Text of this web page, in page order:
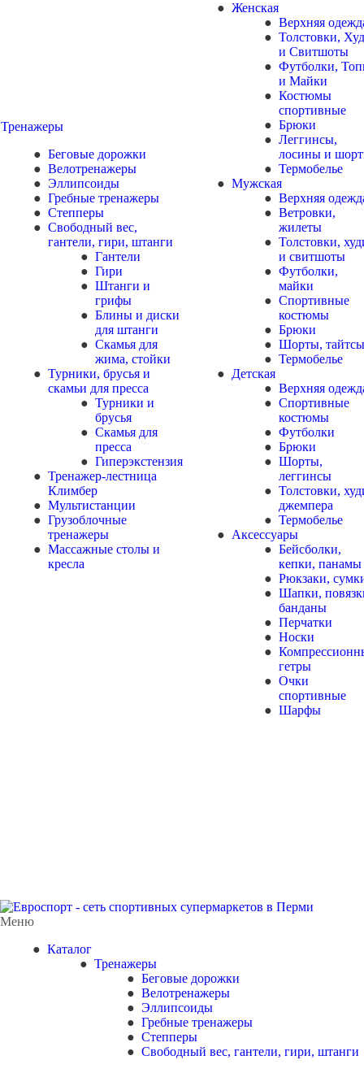
Тренажеры
Беговые дорожки
Велотренажеры
Эллипсоиды
Гребные тренажеры
Степперы
Свободный вес,
гантели, гири, штанги
Гантели
Гири
Штанги и
грифы
Блины и диски
для штанги
Скамья для
жима, стойки
Турники, брусья и
скамьи для пресса
Турники и
брусья
Скамья для
пресса
Гиперэкстензия
Тренажер-лестница
Климбер
Мультистанции
Грузоблочные
тренажеры
Массажные столы и
кресла
Женская
Верхняя
Толстовки,
и Свитшоты
Футболки,
и Майки
Костюмы
спортивные
Брюки
Леггинсы,
лосины и
Термобелье
Мужская
Верхняя
Ветровки,
жилеты
Толстовки,
и свитшоты
Футболки,
майки
Спортивные
костюмы
Брюки
Шорты, тайтсы
Термобелье
Детская
Верхняя
Спортивные
костюмы
Футболки
Брюки
Шорты,
леггинсы
Толстовки,
джемпера
Термобелье
Аксессуары
Бейсболки,
кепки, панамы
Рюкзаки,
Шапки,
банданы
Перчатки
Носки
гетры
Очки
спортивные
Шарфы
Меню
Каталог
Тренажеры
Беговые дорожки
Велотренажеры
Эллипсоиды
Гребные тренажеры
Степперы
Свободный вес, гантели, гири, штанги